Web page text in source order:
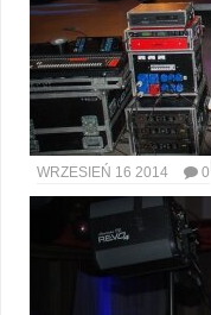
WRZESIEŃ 16 2014 0